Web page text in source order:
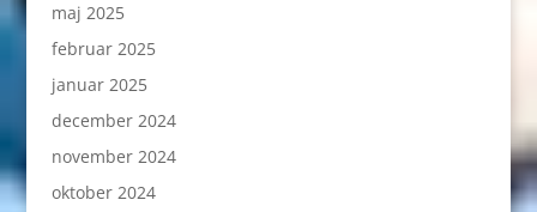
maj 2025
februar 2025
januar 2025
december 2024
november 2024
oktober 2024